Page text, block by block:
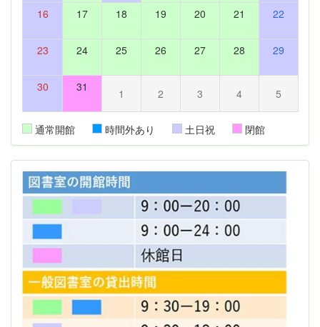
16 17 18 19 20 21 22
23 24 25 26 27 28 29
30 31 1 2 3 4 5
通常開館 時間外あり 土日祝 閉館